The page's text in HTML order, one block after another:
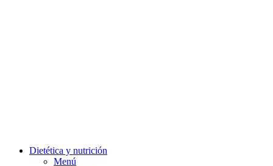
Dietética y nutrición
Menú